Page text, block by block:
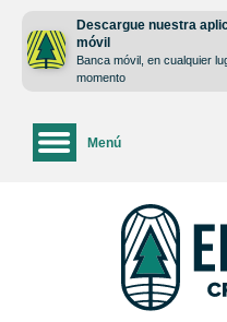
contenido
inicio
Descargue nuestra
móvil
Banca móvil, en cualquier
momento
Menú